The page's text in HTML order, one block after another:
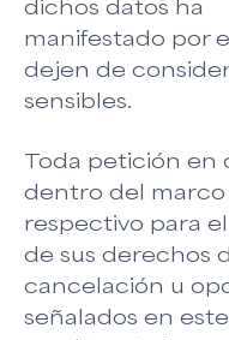
dichos datos ha
manifestado por
dejen de
sensibles.
Toda petición en
dentro del
respectivo para
de sus derechos
cancelación u
señalados en